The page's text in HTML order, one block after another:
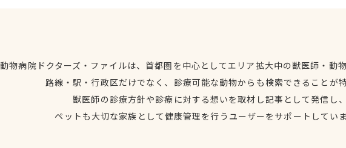
動物病院ドクターズ・ファイルは、首都圏を中心としてエリア拡大中の獣医師・動
路線・駅・行政区だけでなく、診療可能な動物からも検索できることが
獣医師の診療方針や診療に対する想いを取材し記事として発信し
ペットも大切な家族として健康管理を行うユーザーをサポートしてい